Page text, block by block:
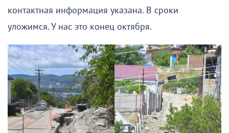
контактная информация указана. В сроки
уложимся. У нас это конец октября.